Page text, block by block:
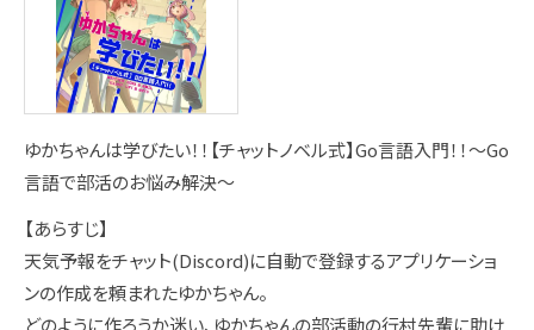
ゆかちゃんは学びたい！！【チャットノベル式】Go言語入門！！〜Go
言語で部活のお悩み解決〜
【あらすじ】
天気予報をチャット(Discord)に自動で登録するアプリケーショ
ンの作成を頼まれたゆかちゃん。
どのように作ろうか迷い、ゆかちゃんの部活動の行村先輩に助け